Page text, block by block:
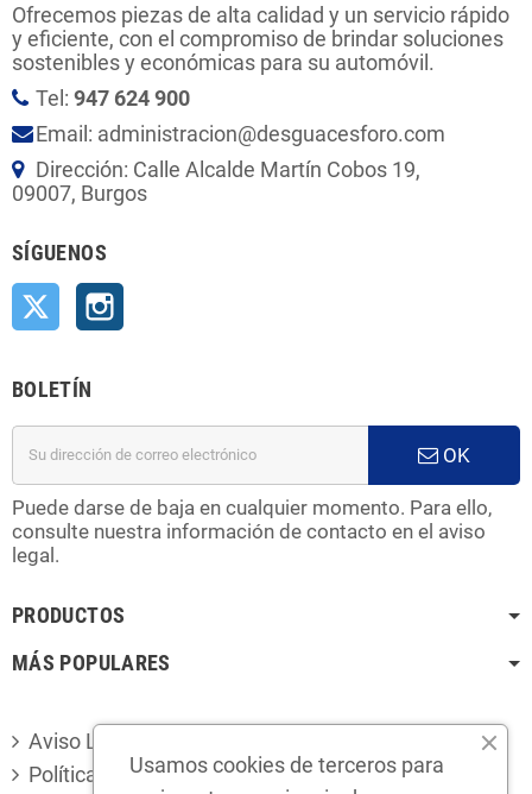
Ofrecemos piezas de alta calidad y un servicio rápido
y eficiente, con el compromiso de brindar soluciones
sostenibles y económicas para su automóvil.
Tel: 947 624 900
Email: administracion@desguacesforo.com
Dirección: Calle Alcalde Martín Cobos 19,
09007, Burgos
SÍGUENOS
Twitter
BOLETÍN
OK
Puede darse de baja en cualquier momento. Para ello,
consulte nuestra información de contacto en el aviso
legal.
PRODUCTOS
MÁS POPULARES
Aviso Legal
Política de privacidadUsamos cookies de terceros para